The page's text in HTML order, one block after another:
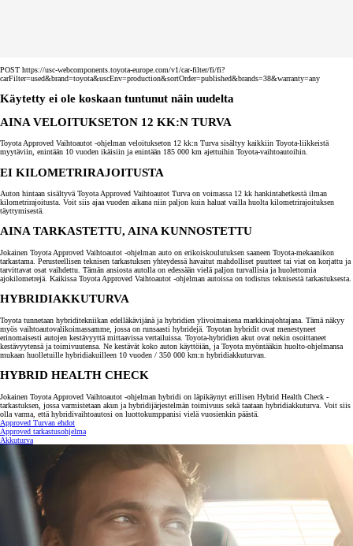
POST https://usc-webcomponents.toyota-europe.com/v1/car-filter/fi/fi?
carFilter=used&brand=toyota&uscEnv=production&sortOrder=published&brands=38&warranty=any
Käytetty ei ole koskaan tuntunut näin uudelta
AINA VELOITUKSETON 12 KK:N TURVA
Toyota Approved Vaihtoautot -ohjelman veloitukseton 12 kk:n Turva sisältyy kaikkiin Toyota-liikkeistä
myytäviin, enintään 10 vuoden ikäisiin ja enintään 185 000 km ajettuihin Toyota-vaihtoautoihin.
EI KILOMETRIRAJOITUSTA
Auton hintaan sisältyvä Toyota Approved Vaihtoautot Turva on voimassa 12 kk hankintahetkestä ilman
kilometrirajoitusta. Voit siis ajaa vuoden aikana niin paljon kuin haluat vailla huolta kilometrirajoituksen
täyttymisestä.
AINA TARKASTETTU, AINA KUNNOSTETTU
Jokainen Toyota Approved Vaihtoautot -ohjelman auto on erikoiskoulutuksen saaneen Toyota-mekaanikon
tarkastama. Perusteellisen teknisen tarkastuksen yhteydessä havaitut mahdolliset puutteet tai viat on korjattu ja
tarvittavat osat vaihdettu. Tämän ansiosta autolla on edessään vielä paljon turvallisia ja huolettomia
ajokilometrejä. Kaikissa Toyota Approved Vaihtoautot -ohjelman autoissa on todistus teknisestä tarkastuksesta.
HYBRIDIAKKUTURVA
Toyota tunnetaan hybriditekniikan edelläkävijänä ja hybridien ylivoimaisena markkinajohtajana. Tämä näkyy
myös vaihtoautovalikoimassamme, jossa on runsaasti hybridejä. Toyotan hybridit ovat menestyneet
erinomaisesti autojen kestävyyttä mittaavissa vertailuissa. Toyota-hybridien akut ovat nekin osoittaneet
kestävyytensä ja toimivuutensa. Ne kestävät koko auton käyttöiän, ja Toyota myöntääkin huolto-ohjelmansa
mukaan huolletuille hybridiakuilleen 10 vuoden / 350 000 km:n hybridiakkuturvan.
HYBRID HEALTH CHECK
Jokainen Toyota Approved Vaihtoautot -ohjelman hybridi on läpikäynyt erillisen Hybrid Health Check -
tarkastuksen, jossa varmistetaan akun ja hybridijärjestelmän toimivuus sekä taataan hybridiakkuturva. Voit siis
olla varma, että hybridivaihtoautosi on luottokumppanisi vielä vuosienkin päästä.
Approved Turvan ehdot
Approved tarkastusohjelma
Akkuturva